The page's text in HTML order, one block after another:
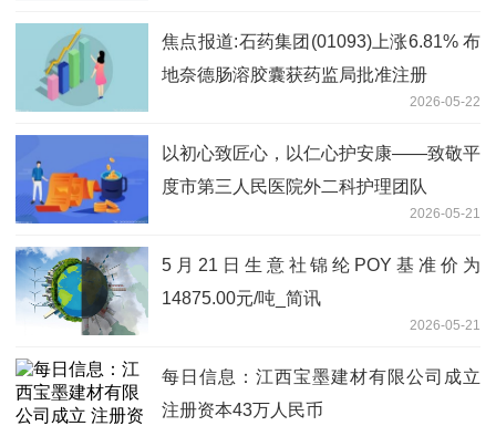
焦点报道:石药集团(01093)上涨6.81% 布
地奈德肠溶胶囊获药监局批准注册
2026-05-22
以初心致匠心，以仁心护安康——致敬平
度市第三人民医院外二科护理团队
2026-05-21
5月21日生意社锦纶POY基准价为
14875.00元/吨_简讯
2026-05-21
每日信息：江西宝墨建材有限公司成立
注册资本43万人民币